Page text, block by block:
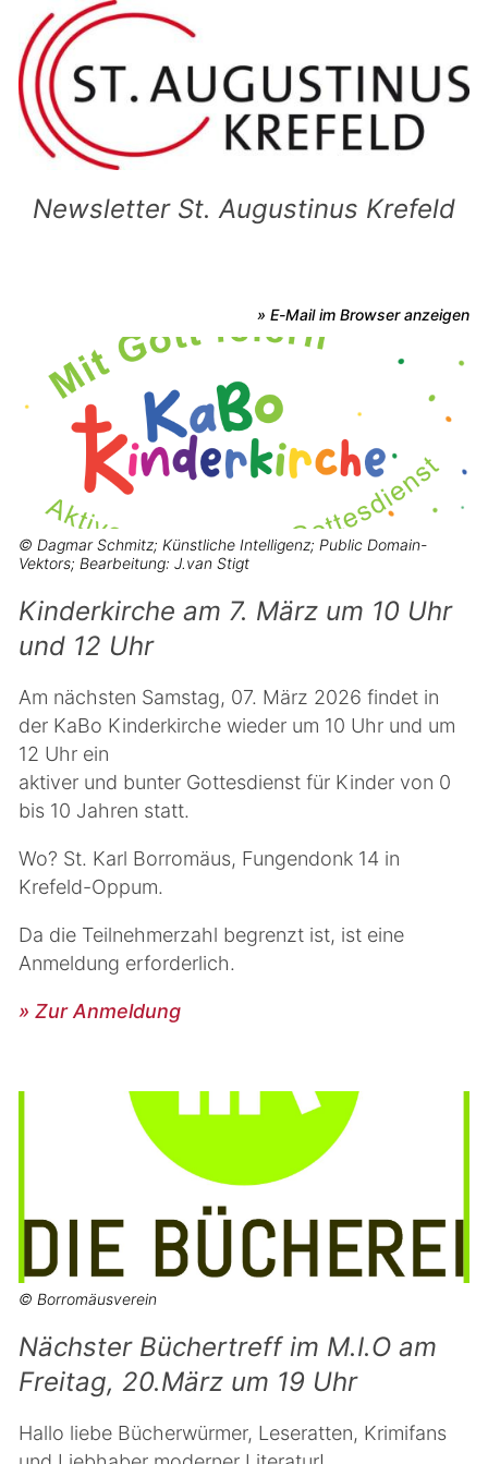
Newsletter St. Augustinus Krefeld
» E-Mail im Browser anzeigen
© Dagmar Schmitz; Künstliche Intelligenz; Public Domain-
Vektors; Bearbeitung: J.van Stigt
Kinderkirche am 7. März um 10 Uhr
und 12 Uhr
Am nächsten Samstag, 07. März 2026 findet in
der KaBo Kinderkirche wieder um 10 Uhr und um
12 Uhr ein
aktiver und bunter Gottesdienst für Kinder von 0
bis 10 Jahren statt.
Wo? St. Karl Borromäus, Fungendonk 14 in
Krefeld-Oppum.
Da die Teilnehmerzahl begrenzt ist, ist eine
Anmeldung erforderlich.
» Zur Anmeldung
© Borromäusverein
Nächster Büchertreff im M.I.O am
Freitag, 20.März um 19 Uhr
Hallo liebe Bücherwürmer, Leseratten, Krimifans